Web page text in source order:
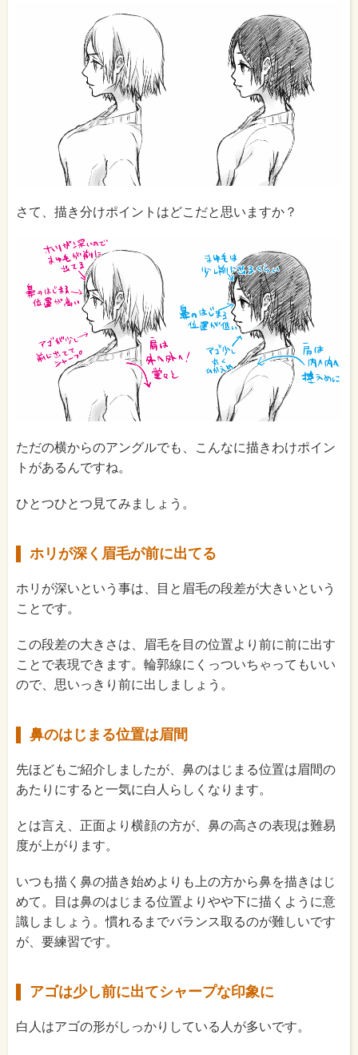
さて、描き分けポイントはどこだと思いますか？
ただの横からのアングルでも、こんなに描きわけポイン
トがあるんですね。
ひとつひとつ見てみましょう。
ホリが深く眉毛が前に出てる
ホリが深いという事は、目と眉毛の段差が大きいという
ことです。
この段差の大きさは、眉毛を目の位置より前に前に出す
ことで表現できます。輪郭線にくっついちゃってもいい
ので、思いっきり前に出しましょう。
鼻のはじまる位置は眉間
先ほどもご紹介しましたが、鼻のはじまる位置は眉間の
あたりにすると一気に白人らしくなります。
とは言え、正面より横顔の方が、鼻の高さの表現は難易
度が上がります。
いつも描く鼻の描き始めよりも上の方から鼻を描きはじ
めて。目は鼻のはじまる位置よりやや下に描くように意
識しましょう。慣れるまでバランス取るのが難しいです
が、要練習です。
アゴは少し前に出てシャープな印象に
白人はアゴの形がしっかりしている人が多いです。